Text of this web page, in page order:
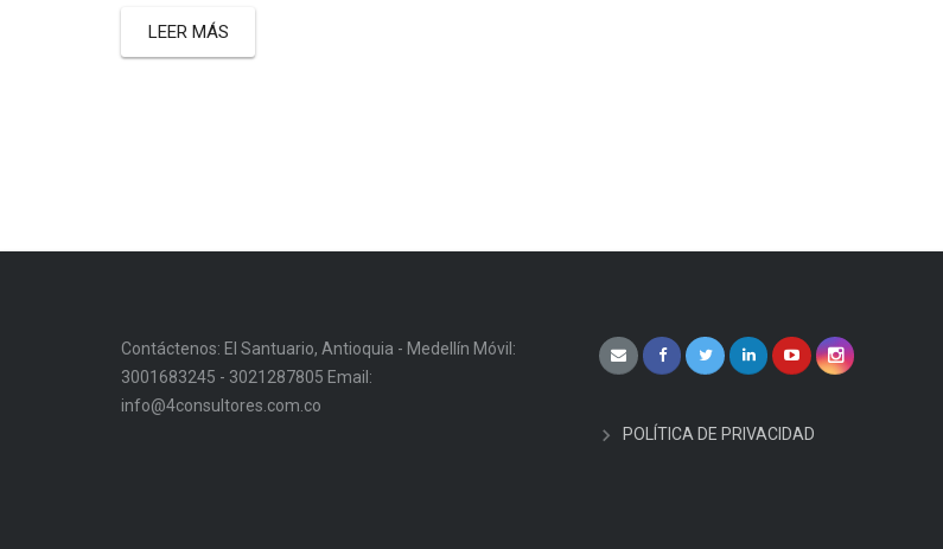
LEER MÁS
Contáctenos: El Santuario, Antioquia - Medellín Móvil:
3001683245 - 3021287805 Email:
info@4consultores.com.co
POLÍTICA DE PRIVACIDAD